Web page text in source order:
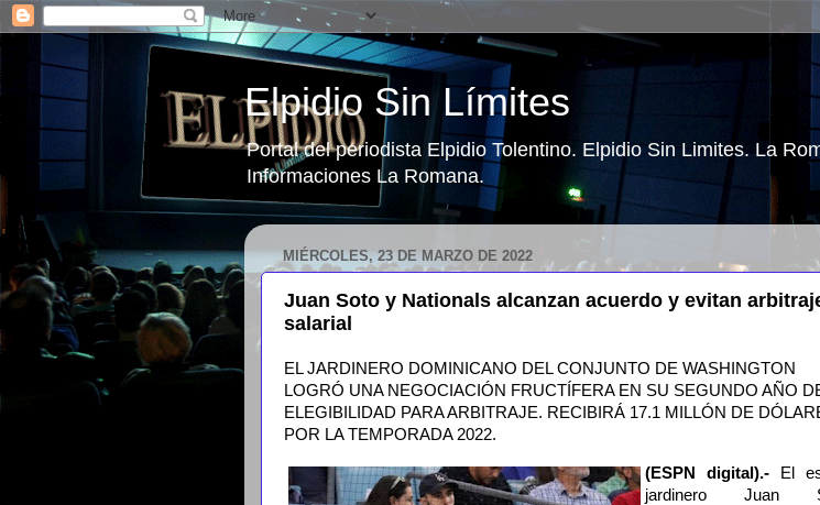
Elpidio Sin Límites
Portal del periodista Elpidio Tolentino. Elpidio Sin Limites. La
Informaciones La Romana.
MIÉRCOLES, 23 DE MARZO DE 2022
Juan Soto y Nationals alcanzan acuerdo y evitan
salarial
EL JARDINERO DOMINICANO DEL CONJUNTO DE WASHINGTON
LOGRÓ UNA NEGOCIACIÓN FRUCTÍFERA EN SU SEGUNDO AÑO
ELEGIBILIDAD PARA ARBITRAJE. RECIBIRÁ 17.1 MILLÓN DE
POR LA TEMPORADA 2022.
(ESPN digital).-
El
jardinero Juan